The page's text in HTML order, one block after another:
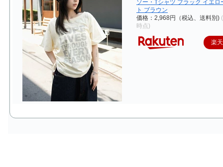
ソー・Tシャツ ブラック イエロ
ト ブラウン
価格：2,968円（税込、送料別)
時点)
楽